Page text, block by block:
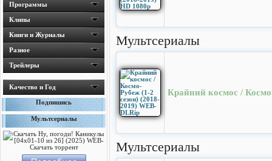
Программы
Клипы
Книги и Журналы
Разное
Трейлеры
Качество и Год
Подпишись
Мультсериалы
Мультсериалы
Крайний космос /
Мультсериалы